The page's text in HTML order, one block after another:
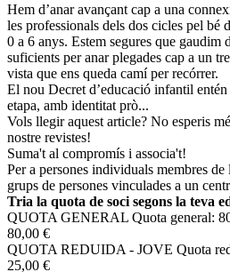
Hem d’anar avançant cap a una
les professionals dels dos cicles pel bé
0 a 6 anys. Estem segures que
suficients per anar plegades cap a un
vista que ens queda camí per recórrer.
El nou Decret d’edu­cació infantil entén
etapa, amb identitat prò...
Vols llegir aquest article? No esperis
nostre revistes!
Suma't al compromís i associa't!
Per a persones individuals membres
grups de persones vinculades a un
Tria la quota de soci segons la teva
QUOTA GENERAL Quota general:
80,00 €
QUOTA REDUIDA - JOVE Quota
25,00 €